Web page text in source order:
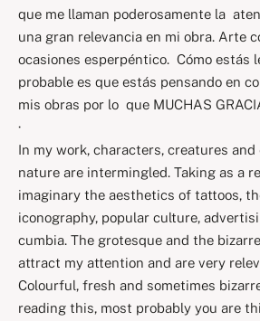
que me llaman poderosamente la
una gran relevancia en mi obra. Arte
ocasiones esperpéntico. Cómo estás
probable es que estás pensando en
mis obras por lo que MUCHAS
·
In my work, characters, creatures
nature are intermingled. Taking as a
imaginary the aesthetics of tattoos,
iconography, popular culture,
cumbia. The grotesque and the
attract my attention and are very
Colourful, fresh and sometimes
reading this, most probably you are